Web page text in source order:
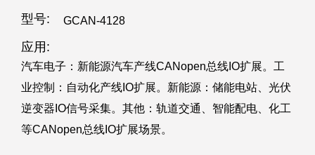
型号: GCAN-4128
应用:
汽车电子：新能源汽车产线CANopen总线IO扩展。工
业控制：自动化产线IO扩展。新能源：储能电站、光伏
逆变器IO信号采集。其他：轨道交通、智能配电、化工
等CANopen总线IO扩展场景。